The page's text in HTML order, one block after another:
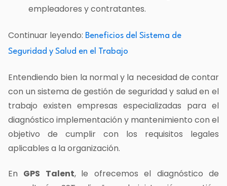
empleadores y contratantes.
Continuar leyendo: Beneficios del Sistema de
Seguridad y Salud en el Trabajo
Entendiendo bien la normal y la necesidad de contar
con un sistema de gestión de seguridad y salud en el
trabajo existen empresas especializadas para el
diagnóstico implementación y mantenimiento con el
objetivo de cumplir con los requisitos legales
aplicables a la organización.
En GPS Talent, le ofrecemos el diagnóstico de